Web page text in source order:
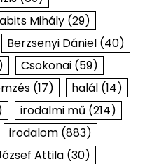
Mihály(29)
Berzsenyi Dániel(40)
Csokonai(59)
(17) halál(14)
irodalmi mű (214)
irodalom(883)
Attila(30)